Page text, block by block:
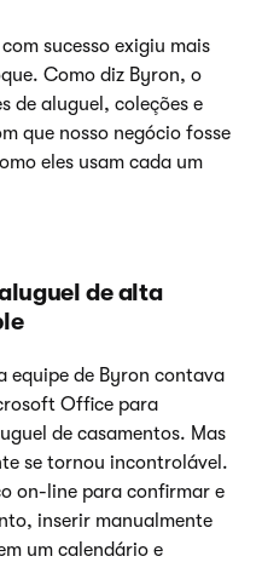
sucesso exigiu mais
Como diz Byron, o
de aluguel, coleções e
que nosso negócio fosse
eles usam cada um
de alta
equipe de Byron contava
Office para
de casamentos. Mas
se tornou incontrolável.
on-line para confirmar e
inserir manualmente
um calendário e